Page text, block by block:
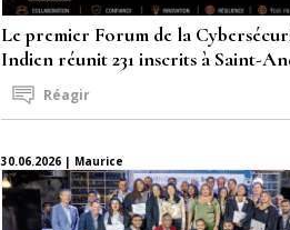
Le premier Forum de la
Indien réunit 231 inscrits à Saint-
Réagir
30.06.2026 | Maurice